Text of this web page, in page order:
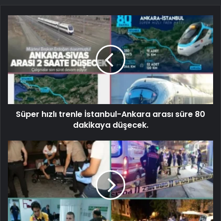
Süper hızlı trenle İstanbul-Ankara arası süre 80
dakikaya düşecek.